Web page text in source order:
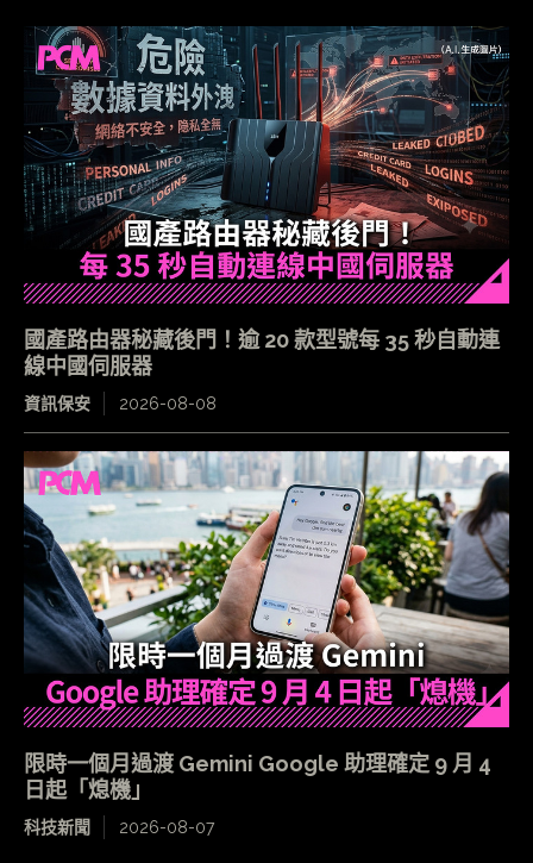
國產路由器秘藏後門！逾 20 款型號每 35 秒自動連
線中國伺服器
資訊保安 2026-08-08
限時一個月過渡 Gemini Google 助理確定 9 月 4
日起「熄機」
科技新聞 2026-08-07